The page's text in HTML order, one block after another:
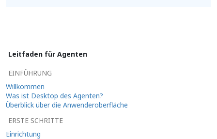
Leitfaden für Agenten
EINFÜHRUNG
Willkommen
Was ist Desktop des Agenten?
Überblick über die Anwenderoberfläche
ERSTE SCHRITTE
Einrichtung